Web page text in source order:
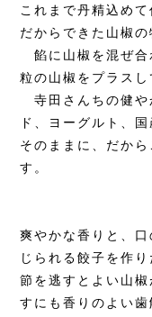
これまで丹精込め
だからできた山椒の
餡に山椒を混ぜ合
粒の山椒をプラス
寺田さんちの健や
ド、ヨーグルト、
そのままに、だか
す。
爽やかな香りと、
じられる餃子を作
節を逃すとよい山
すにも香りのよい